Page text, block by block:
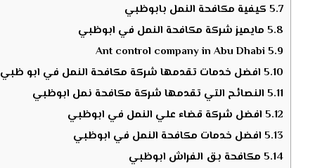
5.7كيفية مكافحة النمل بابوظبي
5.8مايميز شركة مكافحة النمل في ابوظبي
5.9
Ant control company in Abu Dhabi
5.10افضل خدمات تقدمها شركة مكافحة النمل في ابو ظبي
5.11النصائح التي تقدمها شركة مكافحة نمل ابوظبي
5.12افضل شركة قضاء علي النمل في ابوظبي
5.13افضل خدمات مكافحة النمل في ابوظبي
5.14مكافحة بق الفراش ابوظبي